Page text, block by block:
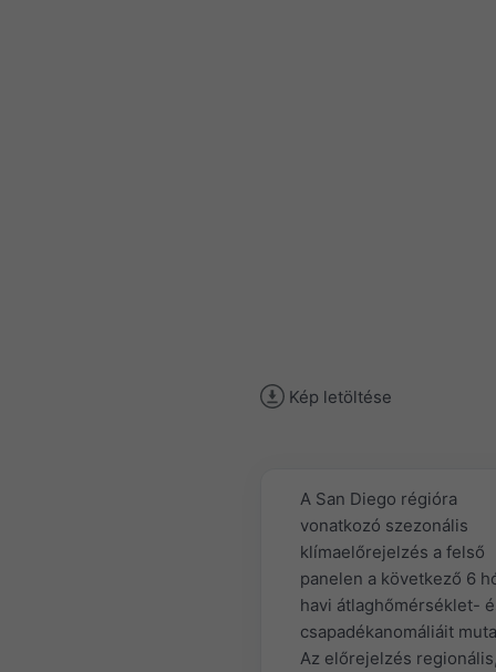
Kép letöltése
A San Diego régióra
vonatkozó szezonális
klímaelőrejelzés a felső
panelen a következő 6
havi átlaghőmérséklet-
csapadékanomáliáit
Az előrejelzés